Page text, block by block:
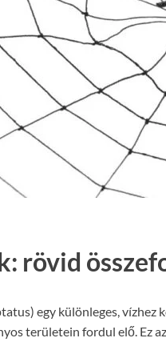
rövid
egy különleges,
területein fordul elő. Ez